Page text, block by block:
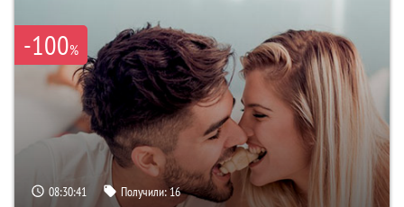
-100%
08:30:40 Получили:16